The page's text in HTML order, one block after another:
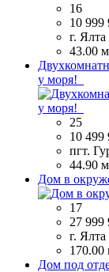
16
10 999
г. Ялта
43.00
у моря!
25
10 499
пгт.
44.90
Дом в
17
27 999
г. Ялта
170.00
Дом под